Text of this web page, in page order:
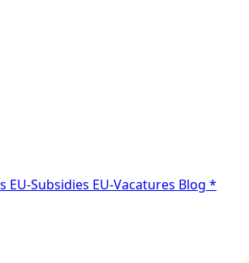
EU-Subsidies EU-Vacatures Blog *